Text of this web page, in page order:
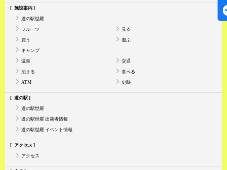
施設案内
道の駅世羅
フルーツ 見る
買う 遊ぶ
キャンプ
温泉 交通
泊まる 食べる
ATM 史跡
道の駅
道の駅世羅
道の駅世羅 出荷者情報
道の駅世羅 イベント情報
アクセス
アクセス